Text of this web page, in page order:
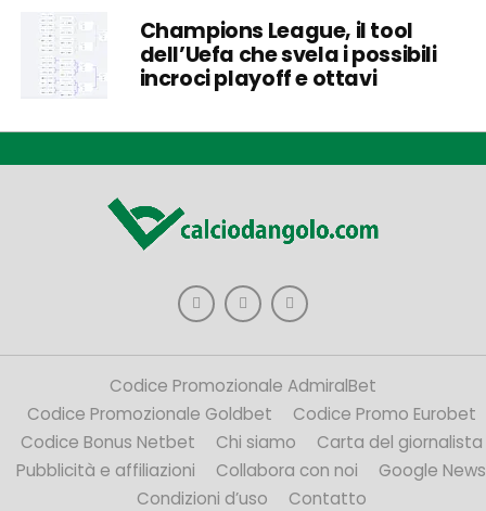
Champions League, il tool
dell’Uefa che svela i possibili
incroci playoff e ottavi
Codice Promozionale AdmiralBet
Codice Promozionale Goldbet
Codice Promo Eurobet
Codice Bonus Netbet
Chi siamo
Carta del giornalista
Pubblicità e affiliazioni
Collabora con noi
Google News
Condizioni d’uso
Contatto